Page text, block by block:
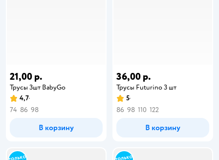
21,00 р.
Трусы 3шт BabyGo
4,7
74 86 98
В корзину
36,00 р.
Трусы Futurino 3 шт
5
86 98 110 122
В корзину